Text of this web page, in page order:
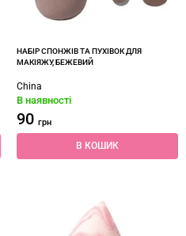
НАБІР СПОНЖІВ ТА ПУХІВОК ДЛЯ
МАКІЯЖУ, БЕЖЕВИЙ
China
В наявності
90 грн
В КОШИК